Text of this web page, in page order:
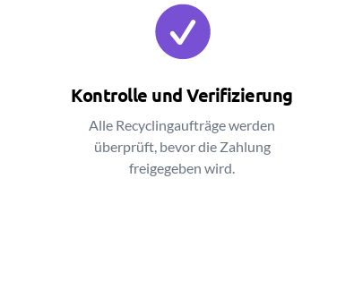
Kontrolle und Verifizierung
Alle Recyclingaufträge werden
überprüft, bevor die Zahlung
freigegeben wird.